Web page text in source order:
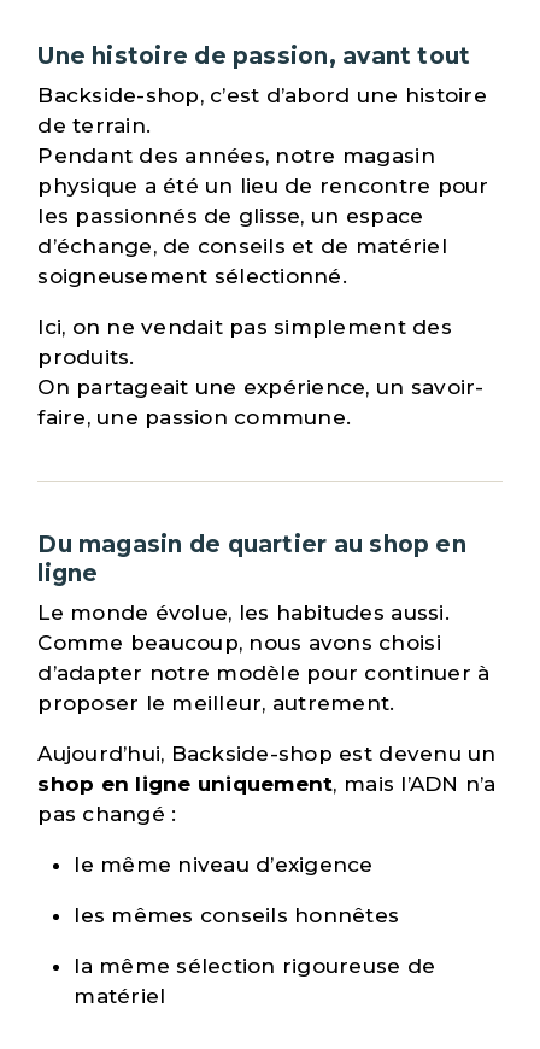
Une histoire de passion, avant tout
Backside-shop, c’est d’abord une histoire
de terrain.
Pendant des années, notre magasin
physique a été un lieu de rencontre pour
les passionnés de glisse, un espace
d’échange, de conseils et de matériel
soigneusement sélectionné.
Ici, on ne vendait pas simplement des
produits.
On partageait une expérience, un savoir-
faire, une passion commune.
Du magasin de quartier au shop en
ligne
Le monde évolue, les habitudes aussi.
Comme beaucoup, nous avons choisi
d’adapter notre modèle pour continuer à
proposer le meilleur, autrement.
Aujourd’hui, Backside-shop est devenu un
shop en ligne uniquement, mais l’ADN n’a
pas changé :
le même niveau d’exigence
les mêmes conseils honnêtes
la même sélection rigoureuse de
matériel